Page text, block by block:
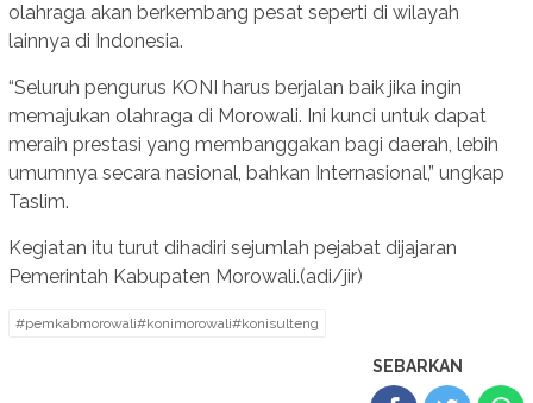
olahraga akan berkembang pesat seperti di wilayah
lainnya di Indonesia.
“Seluruh pengurus KONI harus berjalan baik jika ingin
memajukan olahraga di Morowali. Ini kunci untuk dapat
meraih prestasi yang membanggakan bagi daerah, lebih
umumnya secara nasional, bahkan Internasional,” ungkap
Taslim.
Kegiatan itu turut dihadiri sejumlah pejabat dijajaran
Pemerintah Kabupaten Morowali.(adi/jir)
#pemkabmorowali#konimorowali#konisulteng
SEBARKAN